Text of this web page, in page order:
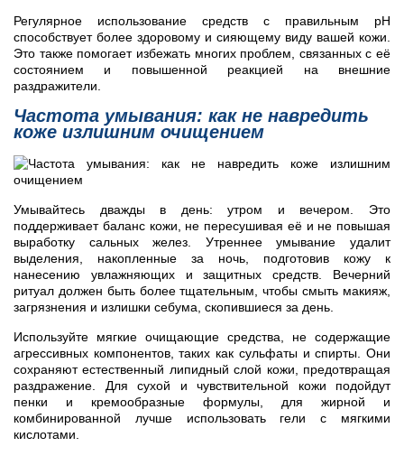
Регулярное использование средств с правильным pH
способствует более здоровому и сияющему виду вашей кожи.
Это также помогает избежать многих проблем, связанных с её
состоянием и повышенной реакцией на внешние
раздражители.
Частота умывания: как не навредить
коже излишним очищением
Умывайтесь дважды в день: утром и вечером. Это
поддерживает баланс кожи, не пересушивая её и не повышая
выработку сальных желез. Утреннее умывание удалит
выделения, накопленные за ночь, подготовив кожу к
нанесению увлажняющих и защитных средств. Вечерний
ритуал должен быть более тщательным, чтобы смыть макияж,
загрязнения и излишки себума, скопившиеся за день.
Используйте мягкие очищающие средства, не содержащие
агрессивных компонентов, таких как сульфаты и спирты. Они
сохраняют естественный липидный слой кожи, предотвращая
раздражение. Для сухой и чувствительной кожи подойдут
пенки и кремообразные формулы, для жирной и
комбинированной лучше использовать гели с мягкими
кислотами.